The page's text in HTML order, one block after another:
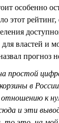
особенно
этот
властей и
прогноз
простой
в
отношению к
и эти